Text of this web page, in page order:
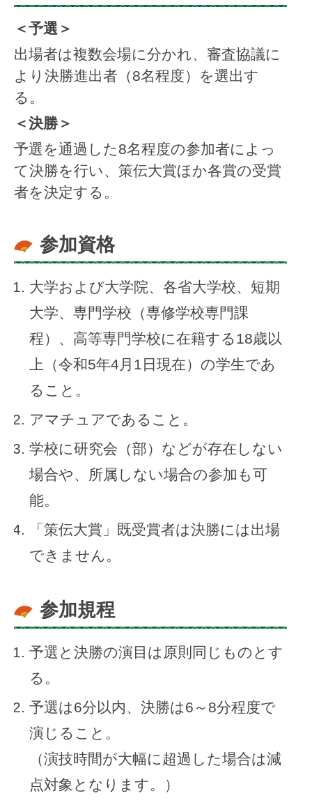
＜予選＞
出場者は複数会場に分かれ、審査協議に
より決勝進出者（8名程度）を選出す
る。
＜決勝＞
予選を通過した8名程度の参加者によっ
て決勝を行い、策伝大賞ほか各賞の受賞
者を決定する。
参加資格
大学および大学院、各省大学校、短期
大学、専門学校（専修学校専門課
程）、高等専門学校に在籍する18歳以
上（令和5年4月1日現在）の学生であ
ること。
アマチュアであること。
学校に研究会（部）などが存在しない
場合や、所属しない場合の参加も可
能。
「策伝大賞」既受賞者は決勝には出場
できません。
参加規程
予選と決勝の演目は原則同じものとす
る。
予選は6分以内、決勝は6～8分程度で
演じること。
（演技時間が大幅に超過した場合は減
点対象となります。）